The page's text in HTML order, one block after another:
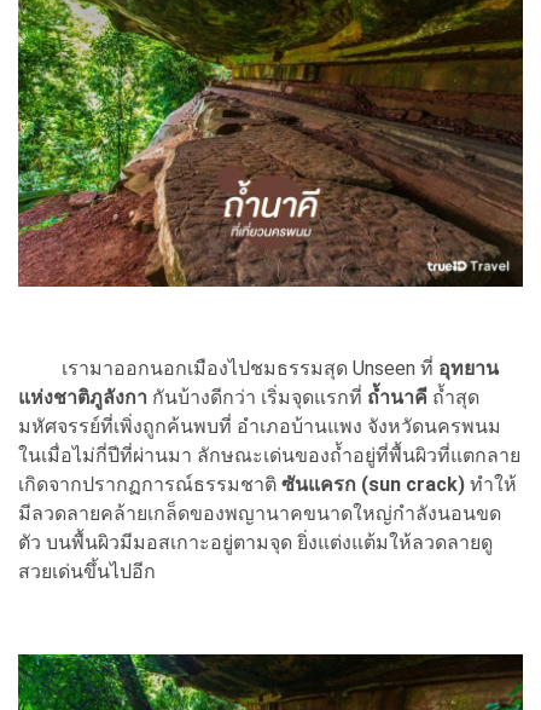
เรามาออกนอกเมืองไปชมธรรมสุด Unseen ที่ อุทยาน
แห่งชาติภูลังกา กันบ้างดีกว่า เริ่มจุดแรกที่ ถ้ำนาคี ถ้ำสุด
มหัศจรรย์ที่เพิ่งถูกค้นพบที่ อำเภอบ้านแพง จังหวัดนครพนม
ในเมื่อไม่กี่ปีที่ผ่านมา ลักษณะเด่นของถ้ำอยู่ที่พื้นผิวที่แตกลาย
เกิดจากปรากฏการณ์ธรรมชาติ ซันแครก (sun crack) ทำให้
มีลวดลายคล้ายเกล็ดของพญานาคขนาดใหญ่กำลังนอนขด
ตัว บนพื้นผิวมีมอสเกาะอยู่ตามจุด ยิ่งแต่งแต้มให้ลวดลายดู
สวยเด่นขึ้นไปอีก